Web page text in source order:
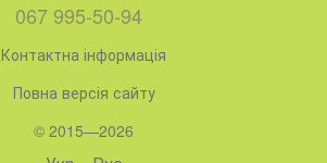
067 995-50-94
Контактна інформація
Повна версія сайту
© 2015—2026